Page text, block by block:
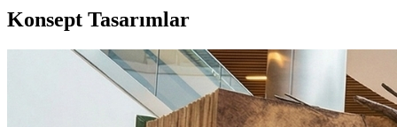
Konsept Tasarımlar